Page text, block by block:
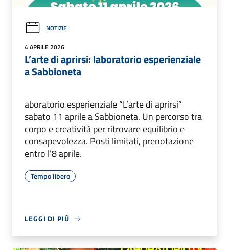
NOTIZIE
4 APRILE 2026
L’arte di aprirsi: laboratorio esperienziale
a Sabbioneta
aboratorio esperienziale “L’arte di aprirsi”
sabato 11 aprile a Sabbioneta. Un percorso tra
corpo e creatività per ritrovare equilibrio e
consapevolezza. Posti limitati, prenotazione
entro l’8 aprile.
Tempo libero
LEGGI DI PIÙ